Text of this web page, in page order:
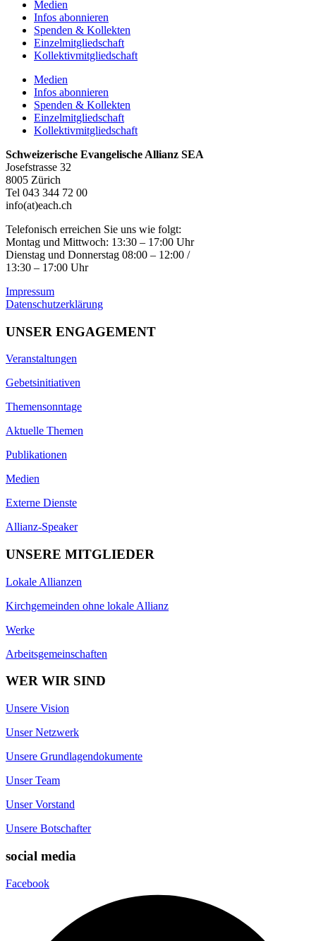
Medien
Infos abonnieren
Spenden & Kollekten
Einzelmitgliedschaft
Kollektivmitgliedschaft
Medien
Infos abonnieren
Spenden & Kollekten
Einzelmitgliedschaft
Kollektivmitgliedschaft
Schweizerische Evangelische Allianz SEA
Josefstrasse 32
8005 Zürich
Tel 043 344 72 00
info(at)each.ch
Telefonisch erreichen Sie uns wie folgt:
Montag und Mittwoch: 13:30 – 17:00 Uhr
Dienstag und Donnerstag 08:00 – 12:00 /
13:30 – 17:00 Uhr
Impressum
Datenschutzerklärung
UNSER ENGAGEMENT
Veranstaltungen
Gebetsinitiativen
Themensonntage
Aktuelle Themen
Publikationen
Medien
Externe Dienste
Allianz-Speaker
UNSERE MITGLIEDER
Lokale Allianzen
Kirchgemeinden ohne lokale Allianz
Werke
Arbeitsgemeinschaften
WER WIR SIND
Unsere Vision
Unser Netzwerk
Unsere Grundlagendokumente
Unser Team
Unser Vorstand
Unsere Botschafter
social media
Facebook